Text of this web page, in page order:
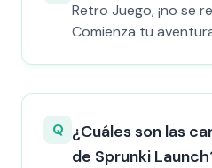
Retro Juego, ¡no se
Comienza tu
Q ¿Cuáles son las
de Sprunki